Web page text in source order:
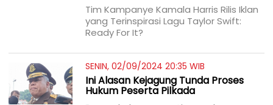
Tim Kampanye Kamala Harris Rilis Iklan
yang Terinspirasi Lagu Taylor Swift:
Ready For It?
SENIN, 02/09/2024 20:35 WIB
Ini Alasan Kejagung Tunda Proses
Hukum Peserta Pilkada